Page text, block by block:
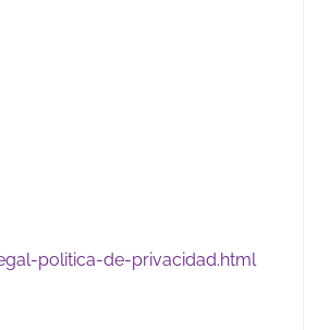
politica-de-privacidad.html